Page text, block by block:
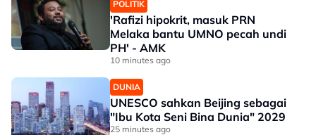
POLITIK
'Rafizi hipokrit, masuk PRN
Melaka bantu UMNO pecah undi
PH' - AMK
10 minutes ago
DUNIA
UNESCO sahkan Beijing sebagai
"Ibu Kota Seni Bina Dunia" 2029
25 minutes ago